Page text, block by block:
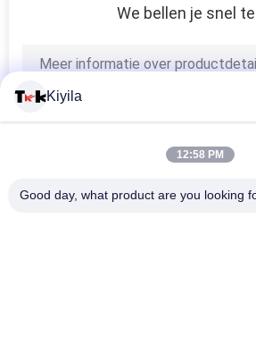
kabeltouw
We bellen je snel
Kiyila
12:58 PM
Good day, what product are you looking